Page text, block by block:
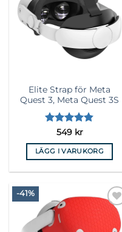
Elite Strap för Meta
Quest 3, Meta Quest 3S
Betygsatt
4.83av 5
549 kr
LÄGG I VARUKORG
-41%
Lägg till i
önskelista